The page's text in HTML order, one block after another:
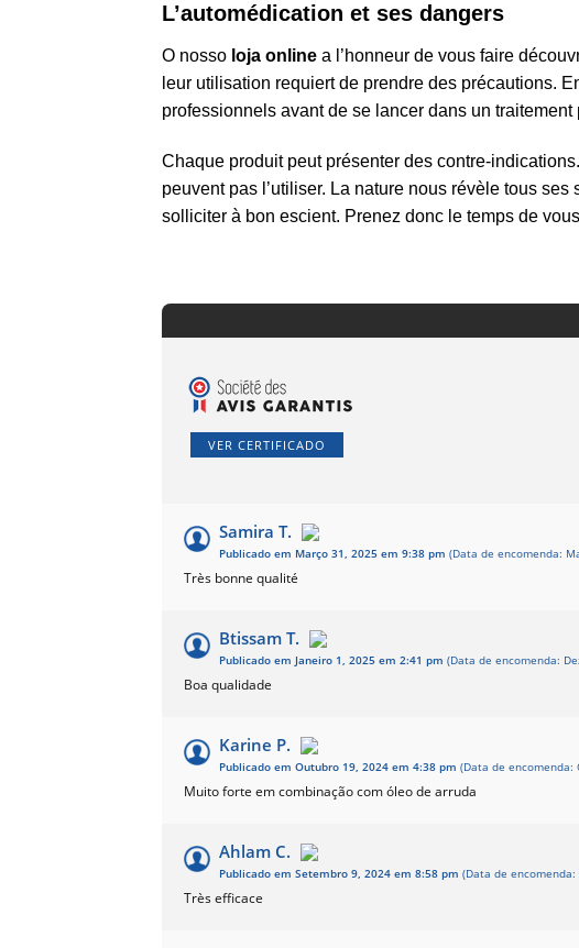
L’automédication et ses dangers
O nosso loja online a l’honneur de vous faire
leur utilisation requiert de prendre des précautions.
professionnels avant de se lancer dans un traitement
Chaque produit peut présenter des contre-
peuvent pas l’utiliser. La nature nous révèle tous
solliciter à bon escient. Prenez donc le temps de
VER CERTIFICADO
Samira T.
Publicado em Março 31, 2025 em 9:38 pm (Data de encomenda:
Très bonne qualité
Btissam T.
Publicado em Janeiro 1, 2025 em 2:41 pm (Data de encomenda:
Boa qualidade
Karine P.
Publicado em Outubro 19, 2024 em 4:38 pm (Data de encomenda:
Muito forte em combinação com óleo de arruda
Ahlam C.
Publicado em Setembro 9, 2024 em 8:58 pm (Data de
Très efficace